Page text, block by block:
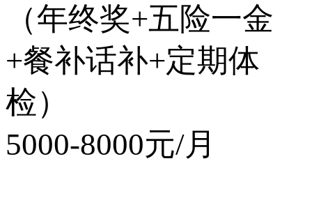
（年终奖+五险一金
+餐补话补+定期体
检）
5000-8000元/月